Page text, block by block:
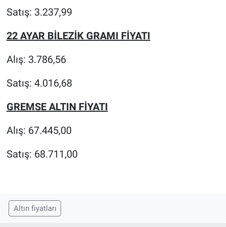
Satış: 3.237,99
22 AYAR BİLEZİK GRAMI FİYATI
Alış: 3.786,56
Satış: 4.016,68
GREMSE ALTIN FİYATI
Alış: 67.445,00
Satış: 68.711,00
Altın fiyatları